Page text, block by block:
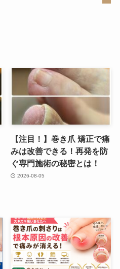
【注目！】巻き爪 矯正で痛
みは改善できる！再発を防
ぐ専門施術の秘密とは！
2026-08-05